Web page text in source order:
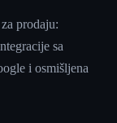
prodaju:
sa
i osmišljena